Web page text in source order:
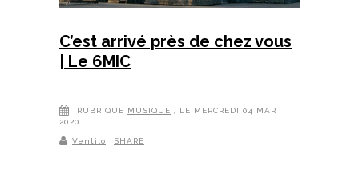
C’est arrivé près de chez vous
| Le 6MIC
RUBRIQUE MUSIQUE
, LE MERCREDI 04 MAR
2020
Ventilo SHARE